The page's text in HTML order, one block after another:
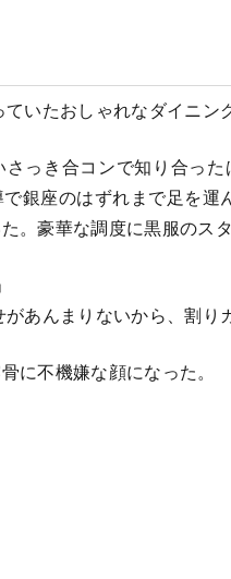
いたおしゃれなダイニン
っき合コンで知り合っ
銀座のはずれまで足を運
。豪華な調度に黒服のス
あんまりないから、割り
に不機嫌な顔になった。